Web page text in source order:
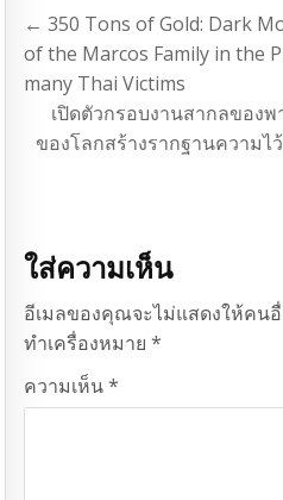
แนะแนว
เรื่อง
← 350 Tons of Gold: Dark
of the Marcos Family in the
many Thai Victims
เปิดตัวกรอบงานสากลขอ
ของโลกสร้างรากฐานความไ
ใส่ความเห็น
อีเมลของคุณจะไม่แสดงให้คน
ทำเครื่องหมาย*
ความเห็น*